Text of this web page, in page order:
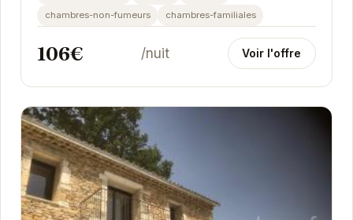
chambres-non-fumeurs
chambres-familiales
106€ /nuit Voir l'offre